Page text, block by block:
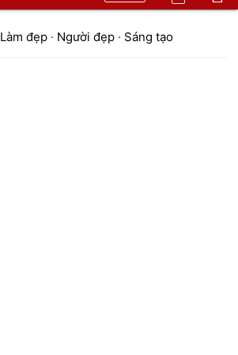
Làm đẹp · Người đẹp · Sáng tạo